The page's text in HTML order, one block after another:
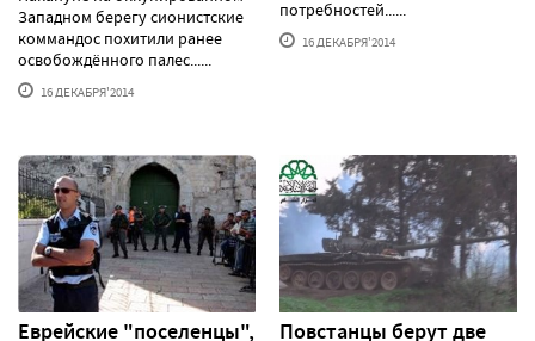
Западном берегу сионистские
коммандос похитили ранее
освобождённого палес......
16 ДЕКАБРЯ'2014
потребностей......
16 ДЕКАБРЯ'2014
Еврейские "поселенцы",
Повстанцы берут две